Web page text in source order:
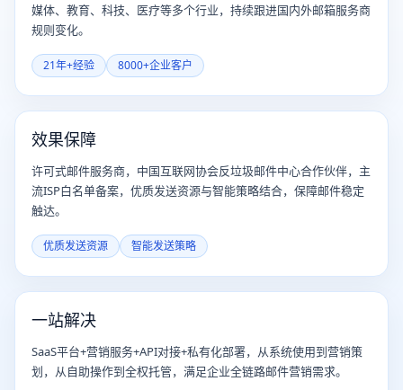
媒体、教育、科技、医疗等多个行业，持续跟进国内外邮箱服务商
规则变化。
21年+经验 8000+企业客户
效果保障
许可式邮件服务商，中国互联网协会反垃圾邮件中心合作伙伴，主
流ISP白名单备案，优质发送资源与智能策略结合，保障邮件稳定
触达。
优质发送资源 智能发送策略
一站解决
SaaS平台+营销服务+API对接+私有化部署，从系统使用到营销策
划，从自助操作到全权托管，满足企业全链路邮件营销需求。